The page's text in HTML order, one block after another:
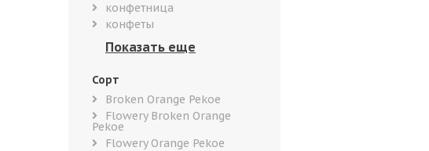
конфетница
конфеты
Сорт
Broken Orange Pekoe
Flowery Broken Orange
Pekoe
Flowery Orange Pekoe